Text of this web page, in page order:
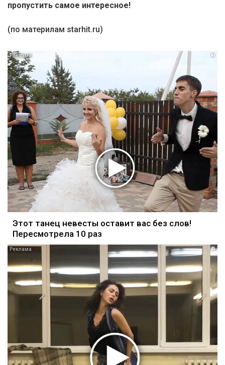
пропустить самое интересное!
(по материлам starhit.ru)
i
Этот танец невесты оставит вас без слов!
Пересмотрела 10 раз
i